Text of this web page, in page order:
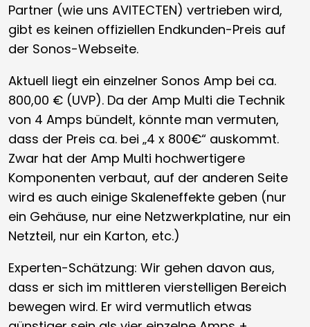
Partner (wie uns AVITECTEN) vertrieben wird,
gibt es keinen offiziellen Endkunden-Preis auf
der Sonos-Webseite.
Aktuell liegt ein einzelner Sonos Amp bei ca.
800,00 € (UVP). Da der Amp Multi die Technik
von 4 Amps bündelt, könnte man vermuten,
dass der Preis ca. bei „4 x 800€“ auskommt.
Zwar hat der Amp Multi hochwertigere
Komponenten verbaut, auf der anderen Seite
wird es auch einige Skaleneffekte geben (nur
ein Gehäuse, nur eine Netzwerkplatine, nur ein
Netzteil, nur ein Karton, etc.)
Experten-Schätzung: Wir gehen davon aus,
dass er sich im mittleren vierstelligen Bereich
bewegen wird. Er wird vermutlich etwas